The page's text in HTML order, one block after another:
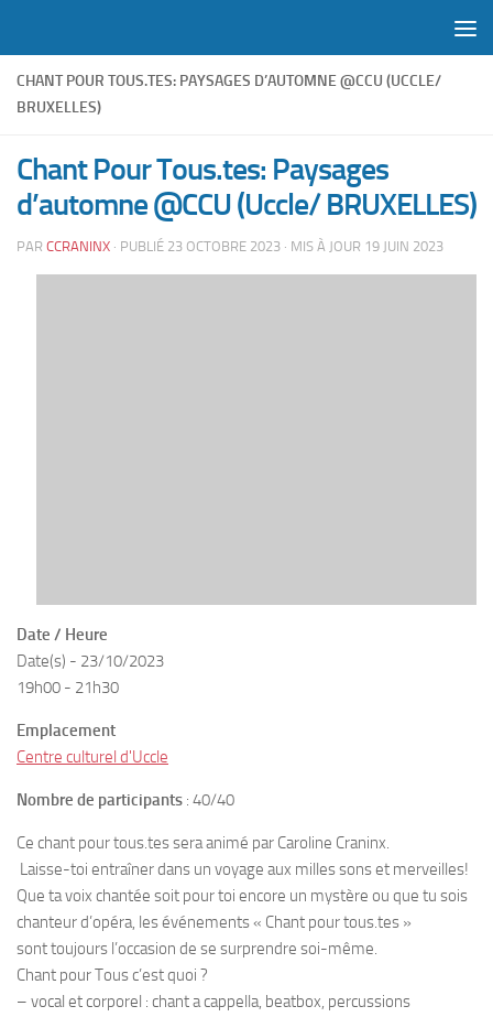
CHANT POUR TOUS.TES: PAYSAGES D’AUTOMNE @CCU (UCCLE/
BRUXELLES)
Chant Pour Tous.tes: Paysages
d’automne @CCU (Uccle/ BRUXELLES)
PAR CCRANINX · PUBLIÉ 23 OCTOBRE 2023 · MIS À JOUR 19 JUIN 2023
Date / Heure
Date(s) - 23/10/2023
19h00 - 21h30
Emplacement
Centre culturel d'Uccle
Nombre de participants : 40/40
Ce chant pour tous.tes sera animé par Caroline Craninx.
Laisse-toi entraîner dans un voyage aux milles sons et merveilles!
Que ta voix chantée soit pour toi encore un mystère ou que tu sois
chanteur d’opéra, les événements « Chant pour tous.tes »
sont toujours l’occasion de se surprendre soi-même.
Chant pour Tous c’est quoi ?
– vocal et corporel : chant a cappella, beatbox, percussions